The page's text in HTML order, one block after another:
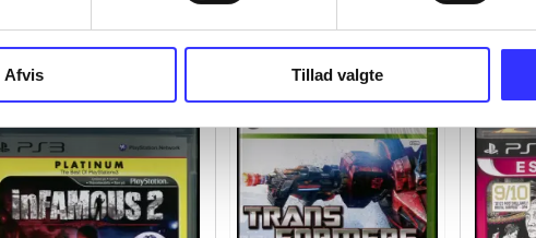
Afvis Tillad valgte